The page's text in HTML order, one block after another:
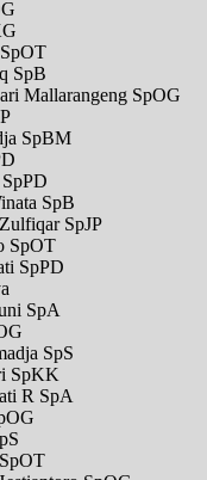
SpB
Mallarangeng SpOG
SpBM
SpB
SpJP
SpOT
SpPD
SpA
SpS
SpKK
R SpA